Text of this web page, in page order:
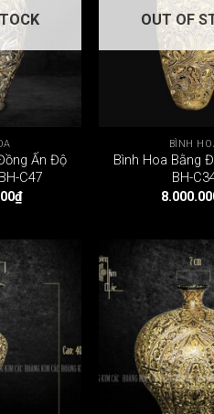
Ấn Độ
C47
₫
OUT OF
BÌNH
Bình Hoa Bằng
BH-